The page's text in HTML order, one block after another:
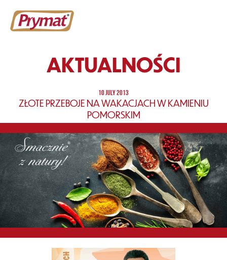
AKTUALNOŚCI
10 JULY 2013
ZŁOTE PRZEBOJE NA WAKACJACH W KAMIENIU
POMORSKIM